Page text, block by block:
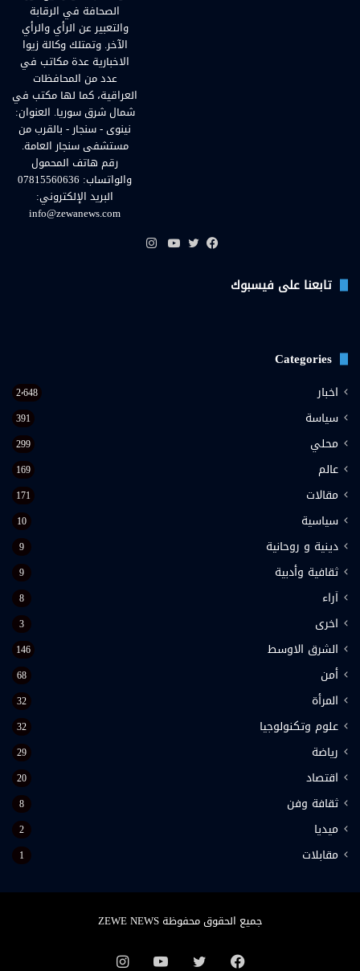
الصحافة في الرقابة
والتعبير عن الرأي والرأي
الآخر. وتمتلك وكالة زيوا
الاخبارية عدة مكاتب في
عدد من المحافظات
العراقية، كما لها مكتب في
شمال شرق سوريا. العنوان:
نينوى - سنجار - بالقرب من
مستشفى سنجار العامة.
رقم هاتف المحمول
والواتساب: 07815560636
البريد الإلكتروني:
info@zewanews.com
تابعنا على فيسبوك
Categories
اخبار 2٬648
سياسة 391
محلي 299
عالم 169
مقالات 171
سياسية 10
دينية و روحانية 9
ثقافية وأدبية 9
اَراء 8
اخرى 3
الشرق الاوسط 146
أمن 68
المرأة 32
علوم وتكنولوجيا 32
رياضة 29
اقتصاد 20
ثقافة وفن 8
ميديا 2
مقابلات 1
جميع الحقوق محفوظة ZEWE NEWS
فيسبوكتويتر يوتيوبانستقرام